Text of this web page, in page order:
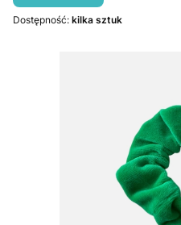
Dostępność: kilka sztuk